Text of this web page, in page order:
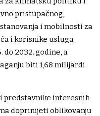
pristupačnog,
i mobilnosti za
i korisnike usluga
do 2032. godine, a
biti 1,68 milijardi
predstavnike interesnih
doprinijeti oblikovanju